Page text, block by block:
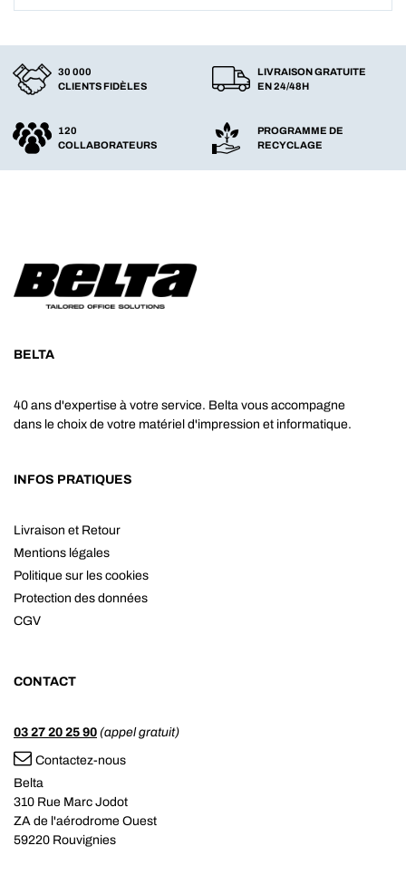
30 000
CLIENTS FIDÈLES
LIVRAISON GRATUITE
EN 24/48H
120
COLLABORATEURS
PROGRAMME DE
RECYCLAGE
BELTA
40 ans d'expertise à votre service. Belta vous accompagne
dans le choix de votre matériel d'impression et informatique.
INFOS PRATIQUES
Livraison et Retour
Mentions légales
Politique sur les cookies
Protection des données
CGV
CONTACT
03 27 20 25 90 (appel gratuit)
Contactez-nous
Belta
310 Rue Marc Jodot
ZA de l'aérodrome Ouest
59220 Rouvignies